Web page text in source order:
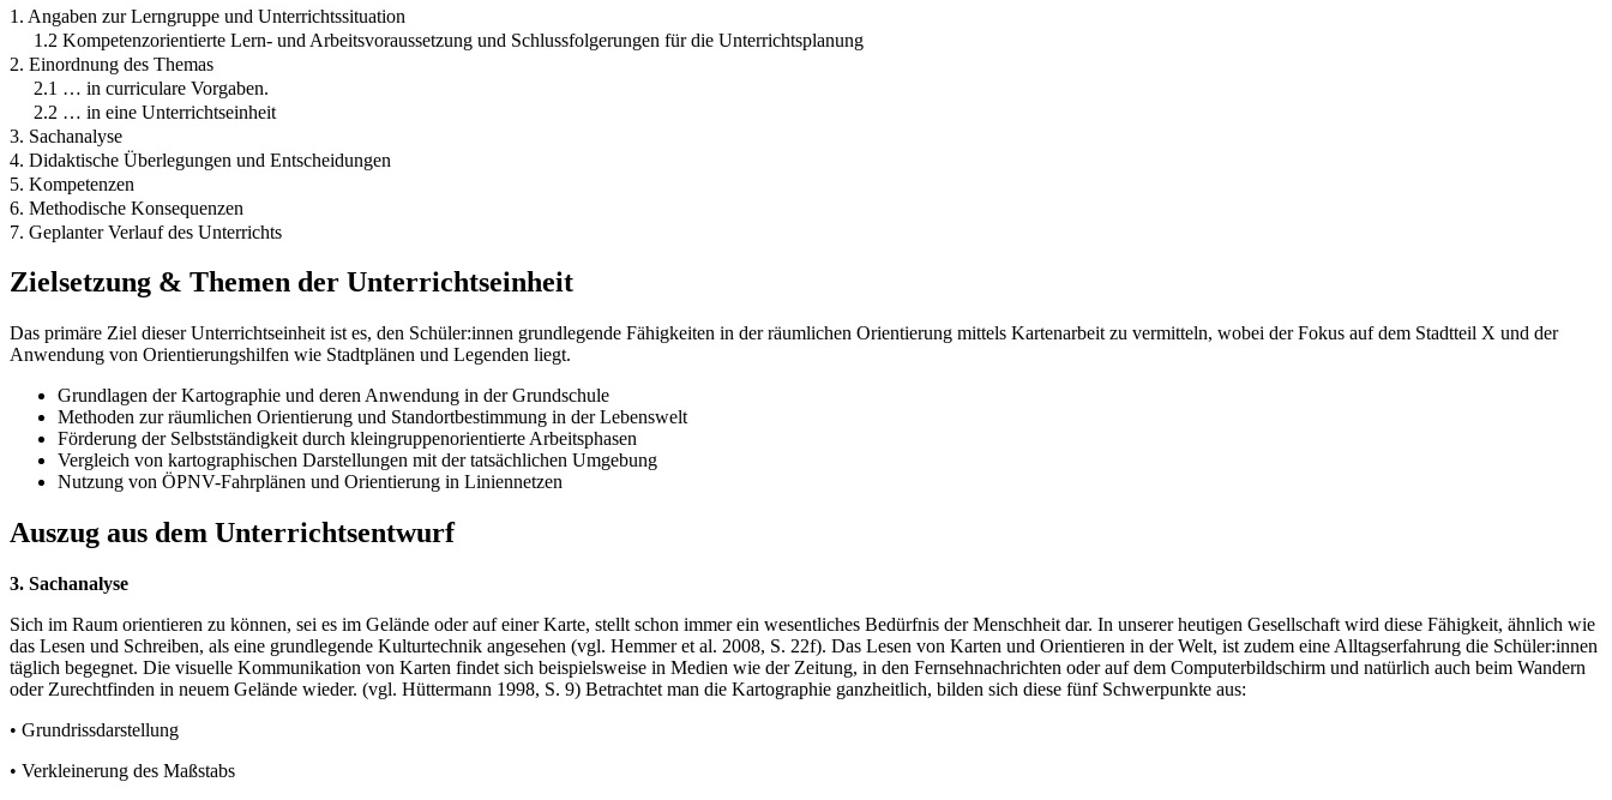
1. Angaben zur Lerngruppe und Unterrichtssituation
1.2 Kompetenzorientierte Lern- und Arbeitsvoraussetzung und Schlussfolgerungen für die Unterrichtsplanung
2. Einordnung des Themas
2.1 … in curriculare Vorgaben.
2.2 … in eine Unterrichtseinheit
3. Sachanalyse
4. Didaktische Überlegungen und Entscheidungen
5. Kompetenzen
6. Methodische Konsequenzen
7. Geplanter Verlauf des Unterrichts
Zielsetzung & Themen der Unterrichtseinheit
Das primäre Ziel dieser Unterrichtseinheit ist es, den Schüler:innen grundlegende Fähigkeiten in der räumlichen Orientierung mittels Kartenarbeit zu vermitteln, wobei der Fokus auf dem Stadtteil X und der
Anwendung von Orientierungshilfen wie Stadtplänen und Legenden liegt.
Grundlagen der Kartographie und deren Anwendung in der Grundschule
Methoden zur räumlichen Orientierung und Standortbestimmung in der Lebenswelt
Förderung der Selbstständigkeit durch kleingruppenorientierte Arbeitsphasen
Vergleich von kartographischen Darstellungen mit der tatsächlichen Umgebung
Nutzung von ÖPNV-Fahrplänen und Orientierung in Liniennetzen
Auszug aus dem Unterrichtsentwurf
3. Sachanalyse
Sich im Raum orientieren zu können, sei es im Gelände oder auf einer Karte, stellt schon immer ein wesentliches Bedürfnis der Menschheit dar. In unserer heutigen Gesellschaft wird diese Fähigkeit, ähnlich wie
das Lesen und Schreiben, als eine grundlegende Kulturtechnik angesehen (vgl. Hemmer et al. 2008, S. 22f). Das Lesen von Karten und Orientieren in der Welt, ist zudem eine Alltagserfahrung die Schüler:innen
täglich begegnet. Die visuelle Kommunikation von Karten findet sich beispielsweise in Medien wie der Zeitung, in den Fernsehnachrichten oder auf dem Computerbildschirm und natürlich auch beim Wandern
oder Zurechtfinden in neuem Gelände wieder. (vgl. Hüttermann 1998, S. 9) Betrachtet man die Kartographie ganzheitlich, bilden sich diese fünf Schwerpunkte aus:
• Grundrissdarstellung
• Verkleinerung des Maßstabs